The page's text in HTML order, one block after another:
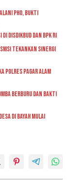
PHO, Bukti
Disdikbud dan BPK RI
Tekankan Sinergi
Polres Pagar Alam
Berburu dan Bakti
di Bayah Mulai